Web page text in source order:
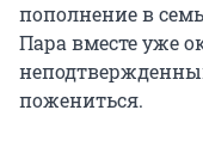
пополнение в
Пара вместе уже
пожениться.